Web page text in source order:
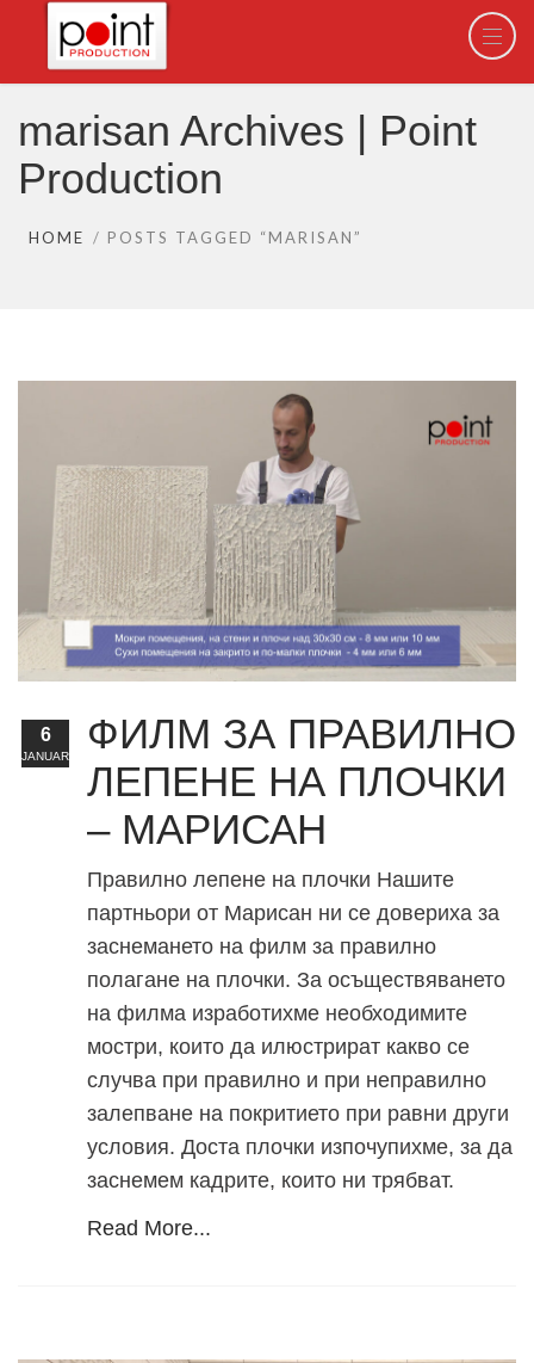
marisan Archives | Point
Production
HOME POSTS TAGGED “MARISAN”
ФИЛМ ЗА ПРАВИЛНО
ЛЕПЕНЕ НА ПЛОЧКИ
– МАРИСАН
Правилно лепене на плочки Нашите
партньори от Марисан ни се довериха за
заснемането на филм за правилно
полагане на плочки. За осъществяването
на филма изработихме необходимите
мостри, които да илюстрират какво се
случва при правилно и при неправилно
залепване на покритието при равни други
условия. Доста плочки изпочупихме, за да
заснемем кадрите, които ни трябват.
Read More...
6
JANUARY